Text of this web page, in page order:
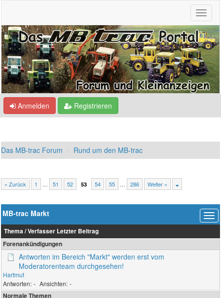
Anmelden Registrieren
Das MB-trac Forum Rund um den MB-trac
« Zurück 1 … 51 52 53 54 55 … 286 Weiter »
MB-trac Markt
Thema /Verfasser Letzter Beitrag
Forenankündigungen
Antworten im Bereich "Markt" werden erst vom
Moderatorenteam durchgesehen!
Hartmut
-
-
Normale Themen